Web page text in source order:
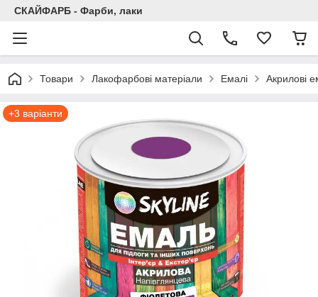
СКАЙФАРБ - Фарби, лаки
Товари Лакофарбові матеріали Емалі Акрилові
+3 варіанти